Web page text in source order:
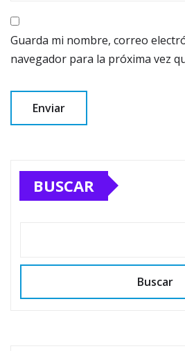
Guarda mi nombre, correo
navegador para la próxima vez
BUSCAR
Buscar